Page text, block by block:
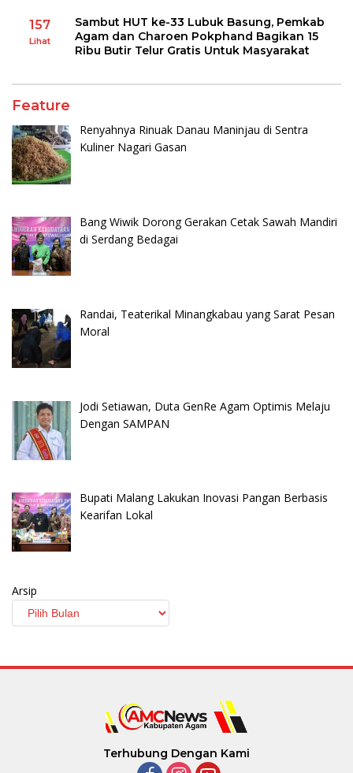
157
Lihat
Sambut HUT ke-33 Lubuk Basung, Pemkab
Agam dan Charoen Pokphand Bagikan 15
Ribu Butir Telur Gratis Untuk Masyarakat
Feature
Renyahnya Rinuak Danau Maninjau di Sentra
Kuliner Nagari Gasan
Bang Wiwik Dorong Gerakan Cetak Sawah Mandiri
di Serdang Bedagai
Randai, Teaterikal Minangkabau yang Sarat Pesan
Moral
Jodi Setiawan, Duta GenRe Agam Optimis Melaju
Dengan SAMPAN
Bupati Malang Lakukan Inovasi Pangan Berbasis
Kearifan Lokal
Arsip
Terhubung Dengan Kami